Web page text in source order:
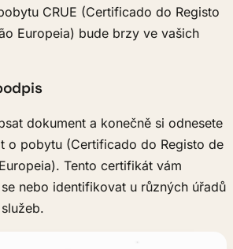
CRUE (Certificado do Registo
Europeia) bude brzy ve vašich
dokument a konečně si odnesete
o pobytu (Certificado do Registo de
Tento certifikát vám
nebo identifikovat u různých úřadů